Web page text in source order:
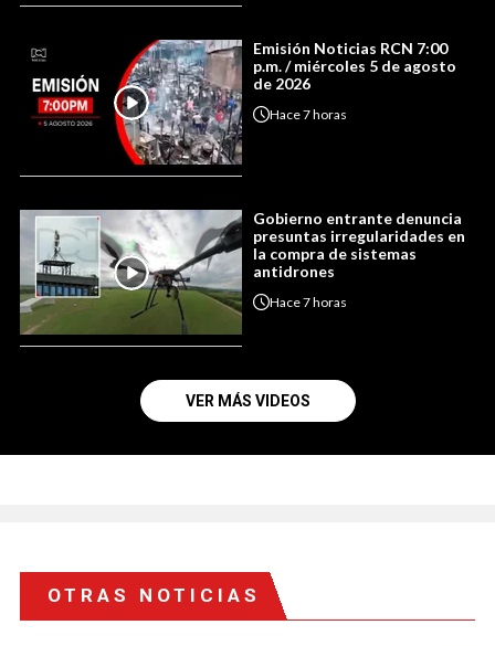
Emisión Noticias RCN 7:00
p.m. / miércoles 5 de agosto
de 2026
Hace7 horas
Gobierno entrante denuncia
presuntas irregularidades en
la compra de sistemas
antidrones
Hace7 horas
VER MÁS VIDEOS
OTRAS NOTICIAS